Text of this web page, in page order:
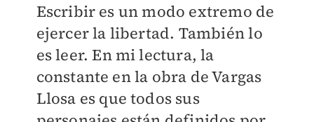
Escribir es un modo extremo de
ejercer la libertad. También lo
es leer. En mi lectura, la
constante en la obra de Vargas
Llosa es que todos sus